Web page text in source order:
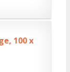
100 x